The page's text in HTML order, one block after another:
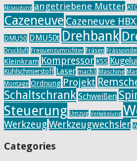
Absaugung angetriebene Mutter ATC
Cazeneuve Cazeneuve
DMU50 DMU50t Drehbank
Druckluft Frequenzumrichter Fräsen Frässpindel
Kleinkram Kompressor KSS
Kühlschmierstoff Laser mach3 Maschine
Montage Ordnung Projekt
Schaltschrank Schweißen
Steuerung Umzug Verkabelung
Werkzeug Werkzeugwechsler
Categories